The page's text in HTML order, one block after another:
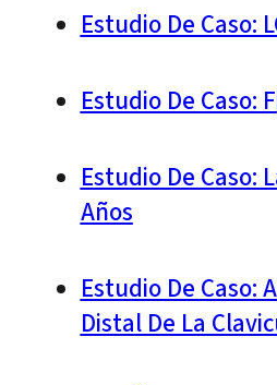
Estudio De Caso:
Estudio De Caso:
Estudio De Caso:
Años
Estudio De Caso:
Distal De La